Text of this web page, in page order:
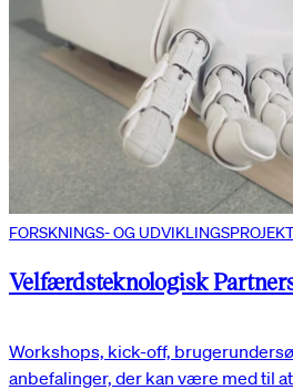
FORSKNINGS- OG
Velfærdsteknologisk
Workshops, kick-off,
anbefalinger, der kan være med til